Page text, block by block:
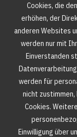
Cookies, die
erhöhen, der
anderen Websites
werden nur mit
Einverstanden
werden für
nicht
Cookies.
Einwilligung über